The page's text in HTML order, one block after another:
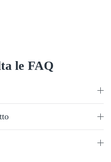
le FAQ